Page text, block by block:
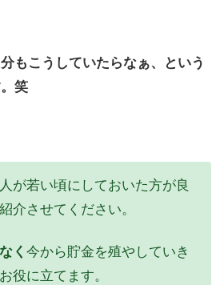
もこうしていたらなぁ、という
笑
が若い頃にしておいた方が良
介させてください。
く 今から貯金を殖やしていき
役に立てます。